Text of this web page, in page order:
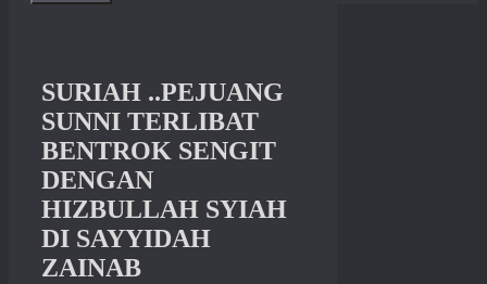
SURIAH ..PEJUANG
SUNNI TERLIBAT
BENTROK SENGIT
DENGAN
HIZBULLAH SYIAH
DI SAYYIDAH
ZAINAB